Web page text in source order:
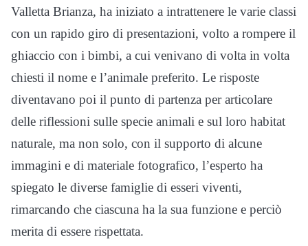
Valletta Brianza, ha iniziato a intrattenere le varie classi
con un rapido giro di presentazioni, volto a rompere il
ghiaccio con i bimbi, a cui venivano di volta in volta
chiesti il nome e l’animale preferito. Le risposte
diventavano poi il punto di partenza per articolare
delle riflessioni sulle specie animali e sul loro habitat
naturale, ma non solo, con il supporto di alcune
immagini e di materiale fotografico, l’esperto ha
spiegato le diverse famiglie di esseri viventi,
rimarcando che ciascuna ha la sua funzione e perciò
merita di essere rispettata.